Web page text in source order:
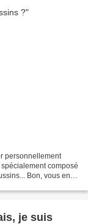
personnellement
composé
Bon, vous en
je suis